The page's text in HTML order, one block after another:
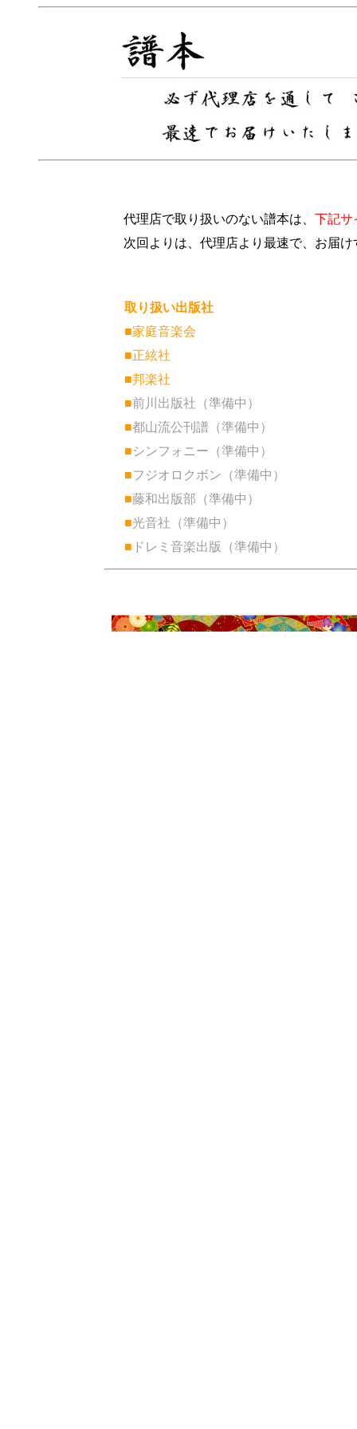
代理店で取り扱いのない譜本は、 下記サ
次回よりは、代理店より最速で、お届け
取り扱い出版社
■家庭音楽会
■正絃社
■邦楽社
■前川出版社（準備中）
■都山流公刊譜（準備中）
■シンフォニー（準備中）
■フジオロクボン（準備中）
■藤和出版部（準備中）
■光音社（準備中）
■ ドレミ音楽出版（準備中）